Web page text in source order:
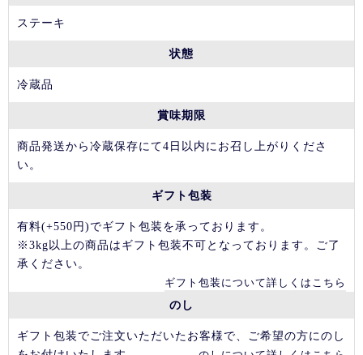
ステーキ
状態
冷蔵品
賞味期限
商品発送から冷蔵保存にて4日以内にお召し上がりくださ
い。
ギフト包装
有料(+550円)でギフト包装を承っております。
※3kg以上の商品はギフト包装不可となっております。ご了
承ください。
ギフト包装について詳しくはこちら
のし
ギフト包装でご注文いただいたお客様で、ご希望の方にのし